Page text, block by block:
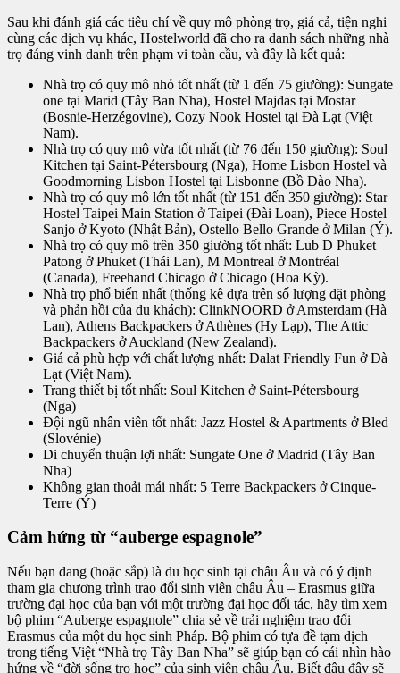
Sau khi đánh giá các tiêu chí về quy mô phòng trọ, giá cả, tiện nghi
cùng các dịch vụ khác, Hostelworld đã cho ra danh sách những nhà
trọ đáng vinh danh trên phạm vi toàn cầu, và đây là kết quả:
Nhà trọ có quy mô nhỏ tốt nhất (từ 1 đến 75 giường): Sungate
one tại Marid (Tây Ban Nha), Hostel Majdas tại Mostar
(Bosnie-Herzégovine), Cozy Nook Hostel tại Đà Lạt (Việt
Nam).
Nhà trọ có quy mô vừa tốt nhất (từ 76 đến 150 giường): Soul
Kitchen tại Saint-Pétersbourg (Nga), Home Lisbon Hostel và
Goodmorning Lisbon Hostel tại Lisbonne (Bồ Đào Nha).
Nhà trọ có quy mô lớn tốt nhất (từ 151 đến 350 giường): Star
Hostel Taipei Main Station ở Taipei (Đài Loan), Piece Hostel
Sanjo ở Kyoto (Nhật Bản), Ostello Bello Grande ở Milan (Ý).
Nhà trọ có quy mô trên 350 giường tốt nhất: Lub D Phuket
Patong ở Phuket (Thái Lan), M Montreal ở Montréal
(Canada), Freehand Chicago ở Chicago (Hoa Kỳ).
Nhà trọ phổ biến nhất (thống kê dựa trên số lượng đặt phòng
và phản hồi của du khách): ClinkNOORD ở Amsterdam (Hà
Lan), Athens Backpackers ở Athènes (Hy Lạp), The Attic
Backpackers ở Auckland (New Zealand).
Giá cả phù hợp với chất lượng nhất: Dalat Friendly Fun ở Đà
Lạt (Việt Nam).
Trang thiết bị tốt nhất: Soul Kitchen ở Saint-Pétersbourg
(Nga)
Đội ngũ nhân viên tốt nhất: Jazz Hostel & Apartments ở Bled
(Slovénie)
Di chuyển thuận lợi nhất: Sungate One ở Madrid (Tây Ban
Nha)
Không gian thoải mái nhất: 5 Terre Backpackers ở Cinque-
Terre (Ý)
Cảm hứng từ “auberge espagnole”
Nếu bạn đang (hoặc sắp) là du học sinh tại châu Âu và có ý định
tham gia chương trình trao đổi sinh viên châu Âu – Erasmus giữa
trường đại học của bạn với một trường đại học đối tác, hãy tìm xem
bộ phim “Auberge espagnole” chia sẻ về trải nghiệm trao đổi
Erasmus của một du học sinh Pháp. Bộ phim có tựa đề tạm dịch
trong tiếng Việt “Nhà trọ Tây Ban Nha” sẽ giúp bạn có cái nhìn hào
hứng về “đời sống trọ học” của sinh viên châu Âu. Biết đâu đây sẽ